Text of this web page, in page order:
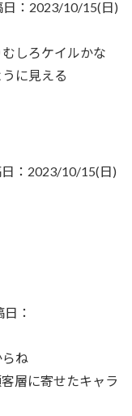
日：2023/10/15(日)
しろケイルかな
に見える
：2023/10/15(日)
：
ね
層に寄せたキャラ